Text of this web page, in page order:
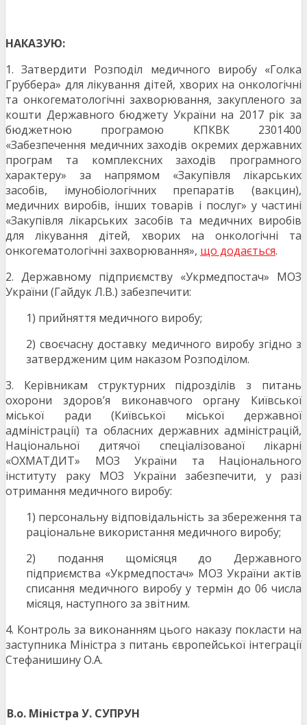
НАКАЗУЮ:
1. Затвердити Розподіл медичного виробу «Голка
Груббера» для лікування дітей, хворих на онкологічні
та онкогематологічні захворювання, закупленого за
кошти Державного бюджету України на 2017 рік за
бюджетною програмою КПКВК 2301400
«Забезпечення медичних заходів окремих державних
програм та комплексних заходів програмного
характеру» за напрямом «Закупівля лікарських
засобів, імунобіологічних препаратів (вакцин),
медичних виробів, інших товарів і послуг» у частині
«Закупівля лікарських засобів та медичних виробів
для лікування дітей, хворих на онкологічні та
онкогематологічні захворювання», що додається.
2. Державному підприємству «Укрмедпостач» МОЗ
України (Гайдук Л.В.) забезпечити:
1) прийняття медичного виробу;
2) своєчасну доставку медичного виробу згідно з
затвердженим цим наказом Розподілом.
3. Керівникам структурних підрозділів з питань
охорони здоров’я виконавчого органу Київської
міської ради (Київської міської державної
адміністрації) та обласних державних адміністрацій,
Національної дитячої спеціалізованої лікарні
«ОХМАТДИТ» МОЗ України та Національного
інституту раку МОЗ України забезпечити, у разі
отримання медичного виробу:
1) персональну відповідальність за збереження та
раціональне використання медичного виробу;
2) подання щомісяця до Державного
підприємства «Укрмедпостач» МОЗ України актів
списання медичного виробу у термін до 06 числа
місяця, наступного за звітним.
4. Контроль за виконанням цього наказу покласти на
заступника Міністра з питань європейської інтеграції
Стефанишину О.А.
В.о. Міністра У. СУПРУН